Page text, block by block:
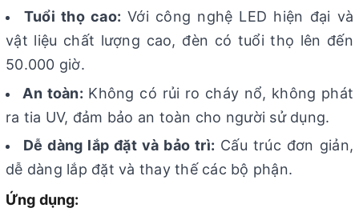
Tuổi thọ cao: Với công nghệ LED hiện đại và
vật liệu chất lượng cao, đèn có tuổi thọ lên đến
50.000 giờ.
An toàn: Không có rủi ro cháy nổ, không phát
ra tia UV, đảm bảo an toàn cho người sử dụng.
Dễ dàng lắp đặt và bảo trì: Cấu trúc đơn giản,
dễ dàng lắp đặt và thay thế các bộ phận.
Ứng dụng: